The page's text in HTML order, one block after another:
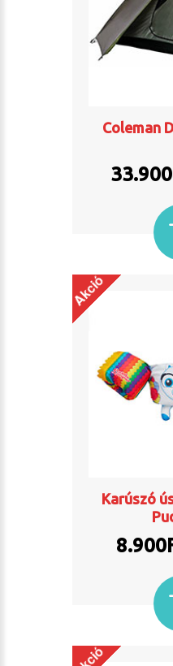
Coleman
Akció
Karúszó